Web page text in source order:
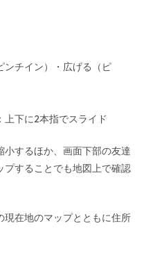
ンチイン）・広げる（ピ
下に2本指でスライド
するほか、画面下部の友達
プすることでも地図上で確認
現在地のマップとともに住所